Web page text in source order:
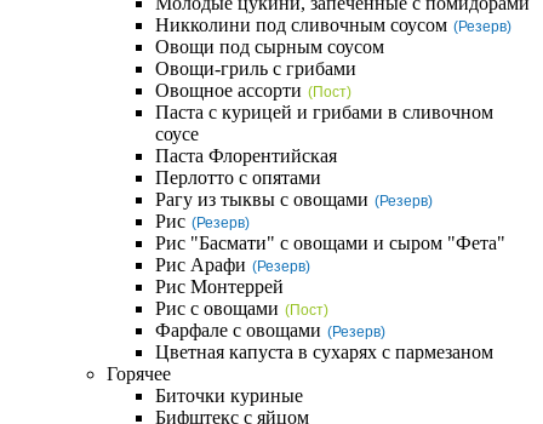
Никколини под сливочным соусом (Резерв)
Овощи под сырным соусом
Овощи-гриль с грибами
Овощное ассорти (Пост)
Паста с курицей и грибами в сливочном
соусе
Паста Флорентийская
Перлотто с опятами
Рагу из тыквы с овощами (Резерв)
Рис (Резерв)
Рис "Басмати" с овощами и сыром "Фета"
Рис Арафи (Резерв)
Рис Монтеррей
Рис с овощами (Пост)
Фарфале с овощами (Резерв)
Цветная капуста в сухарях с пармезаном
Горячее
Биточки куриные
Бифштекс с яйцом